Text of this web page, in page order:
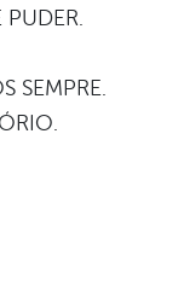
SEMPRE.